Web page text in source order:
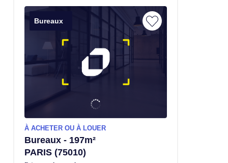
Bureaux
À ACHETER OU À LOUER
Bureaux - 197m²
PARIS (75010)